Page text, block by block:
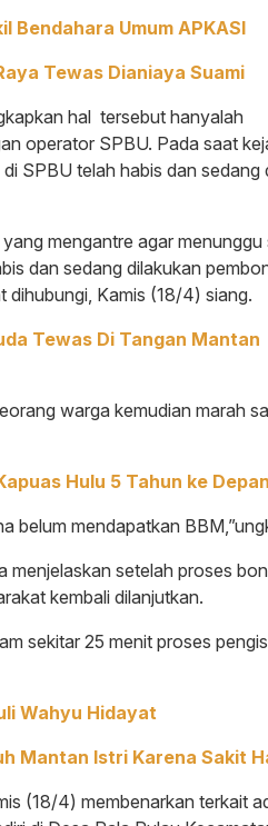
Bendahara Umum APKASI
Tewas Dianiaya Suami
hal tersebut hanyalah
operator SPBU. Pada saat
SPBU telah habis dan sedang
mengantre agar menunggu
dan sedang dilakukan
dihubungi, Kamis (18/4) siang.
Tewas Di Tangan Mantan
warga kemudian marah
Hulu 5 Tahun ke Depan
belum mendapatkan
menjelaskan setelah proses
kembali dilanjutkan.
sekitar 25 menit proses
Wahyu Hidayat
Mantan Istri Karena Sakit
(18/4) membenarkan terkait